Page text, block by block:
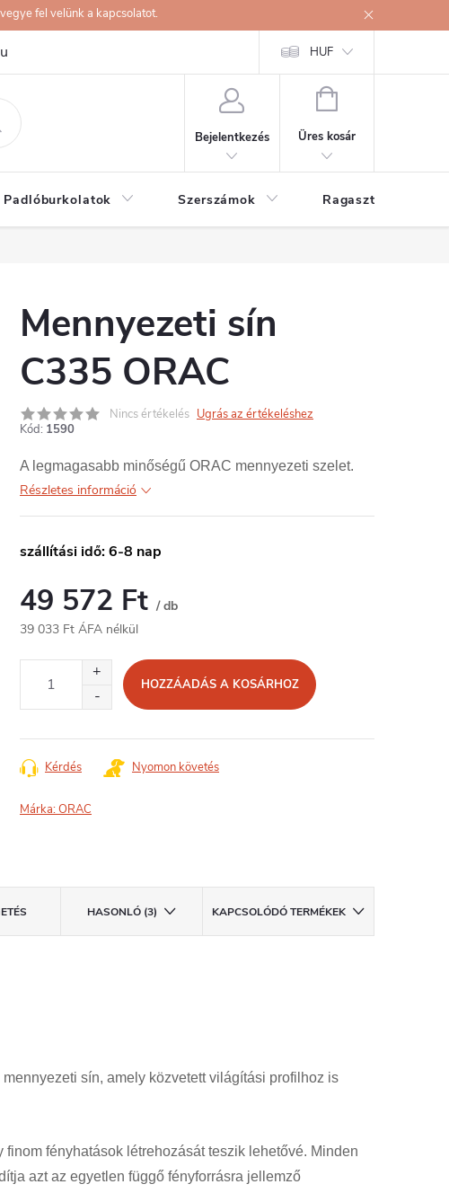
fel velünk a kapcsolatot.
HUF
Bejelentkezés
KOSÁR
Üres kosár
Padlóburkolatok Szerszámok Ragasztók
Mennyezeti sín
C335 ORAC
Nincs értékelés Ugrás az értékeléshez
Kód: 1590
A legmagasabb minőségű ORAC mennyezeti szelet.
Részletes információ
szállítási idő: 6-8 nap
49 572 Ft / db
39 033 Ft ÁFA nélkül
HOZZÁADÁS A KOSÁRHOZ
Kérdés Nyomon követés
Márka:ORAC
HASONLÓ (3) KAPCSOLÓDÓ TERMÉKEK
mennyezeti sín, amely közvetett világítási profilhoz is
fényhatások létrehozását teszik lehetővé. Minden
azt az egyetlen függő fényforrásra jellemző